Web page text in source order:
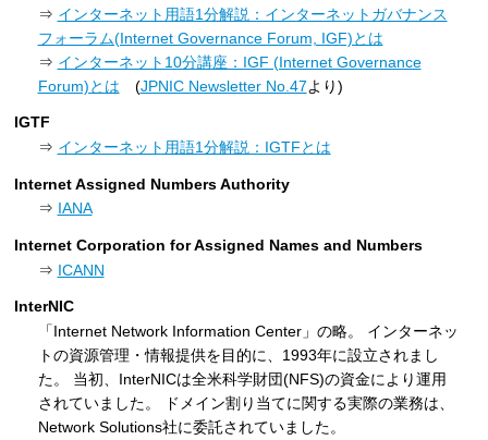
⇒ インターネット用語1分解説：インターネットガバナンス
フォーラム(Internet Governance Forum, IGF)とは
⇒ インターネット10分講座：IGF (Internet Governance
Forum)とは (JPNIC Newsletter No.47より)
IGTF
⇒ インターネット用語1分解説：IGTFとは
Internet Assigned Numbers Authority
⇒ IANA
Internet Corporation for Assigned Names and Numbers
⇒ ICANN
InterNIC
「Internet Network Information Center」の略。 インターネッ
トの資源管理・情報提供を目的に、1993年に設立されまし
た。 当初、InterNICは全米科学財団(NFS)の資金により運用
されていました。 ドメイン割り当てに関する実際の業務は、
Network Solutions社に委託されていました。